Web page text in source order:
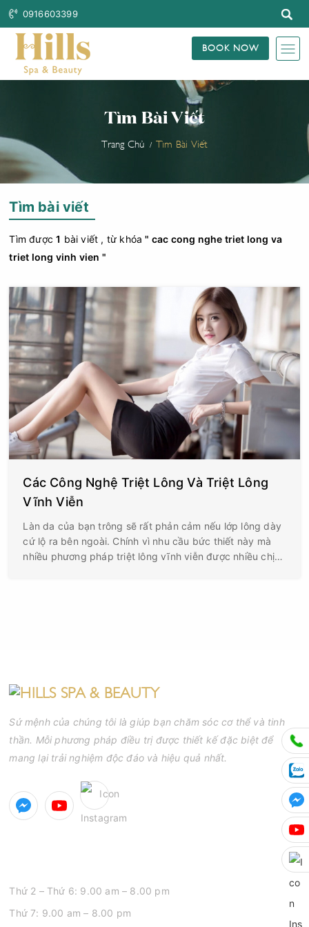
0916603399
BOOK NOW
Tìm Bài Viết
Trang Chủ Tìm Bài Viết
Tìm bài viết
Tìm được1 bài viết , từ khóa" cac cong nghe triet long va
triet long vinh vien "
Các Công Nghệ Triệt Lông Và Triệt Lông
Vĩnh Viễn
Làn da của bạn trông sẽ rất phản cảm nếu lớp lông dày
cứ lộ ra bên ngoài. Chính vì nhu cầu bức thiết này mà
nhiều phương pháp triệt lông vĩnh viễn được nhiều chị
Sứ mệnh của chúng tôi là giúp bạn chăm sóc cơ thể và tinh
thần. Mỗi phương pháp điều trị được thiết kế đặc biệt để
mang lại trải nghiệm độc đáo và hiệu quả nhất.
Thứ 2 – Thứ 6: 9.00 am – 8.00 pm
Thứ 7: 9.00 am – 8.00 pm